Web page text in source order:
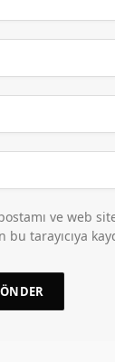
ve web
tarayıcıya